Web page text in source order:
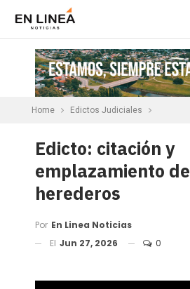
Home Edictos Judiciales
Edicto: citación y
emplazamiento de
herederos
Por En Linea Noticias
El Jun 27, 2026 0